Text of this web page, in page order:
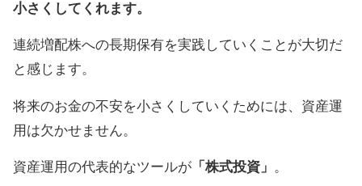
小さくしてくれます。
連続増配株への長期保有を実践していくことが大切だ
と感じます。
将来のお金の不安を小さくしていくためには、資産運
用は欠かせません。
資産運用の代表的なツールが 「株式投資」 。